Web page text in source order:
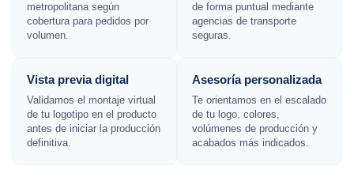
metropolitana según
cobertura para pedidos por
volumen.
de forma puntual mediante
agencias de transporte
seguras.
Vista previa digital
Validamos el montaje virtual
de tu logotipo en el producto
antes de iniciar la producción
definitiva.
Asesoría personalizada
Te orientamos en el escalado
de tu logo, colores,
volúmenes de producción y
acabados más indicados.